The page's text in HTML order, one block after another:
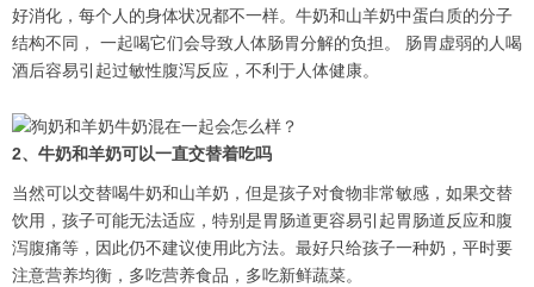
好消化，每个人的身体状况都不一样。牛奶和山羊奶中蛋白质的分子
结构不同， 一起喝它们会导致人体肠胃分解的负担。 肠胃虚弱的人喝
酒后容易引起过敏性腹泻反应，不利于人体健康。
2、牛奶和羊奶可以一直交替着吃吗
当然可以交替喝牛奶和山羊奶，但是孩子对食物非常敏感，如果交替
饮用，孩子可能无法适应，特别是胃肠道更容易引起胃肠道反应和腹
泻腹痛等，因此仍不建议使用此方法。最好只给孩子一种奶，平时要
注意营养均衡，多吃营养食品，多吃新鲜蔬菜。